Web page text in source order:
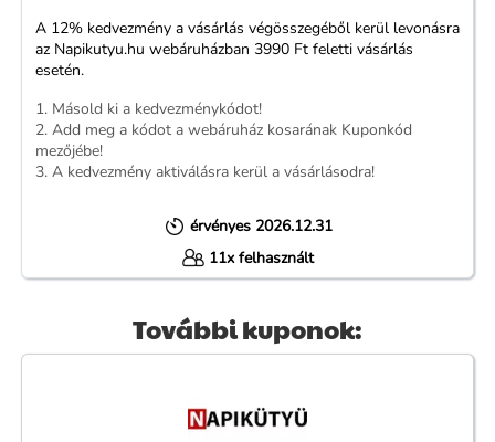
A 12% kedvezmény a vásárlás végösszegéből kerül levonásra
az Napikutyu.hu webáruházban 3990 Ft feletti vásárlás
esetén.
1. Másold ki a kedvezménykódot!
2. Add meg a kódot a webáruház kosarának Kuponkód
mezőjébe!
3. A kedvezmény aktiválásra kerül a vásárlásodra!
érvényes 2026.12.31
11x felhasznált
További kuponok: